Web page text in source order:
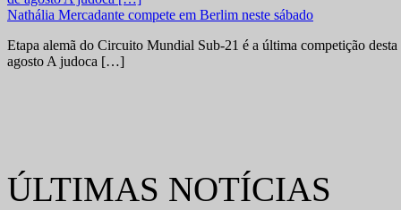
Nathália Mercadante compete em Berlim neste sábado
Etapa alemã do Circuito Mundial Sub-21 é a última competição
agosto A judoca […]
ÚLTIMAS NOTÍCIAS